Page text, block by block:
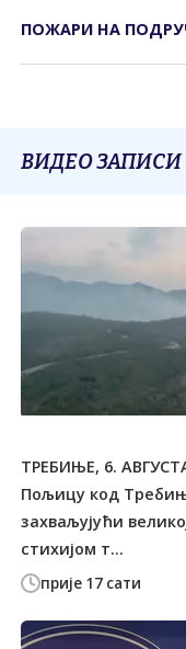
ПОЖАРИ НА
ВИДЕО ЗАПИСИ
прије 17 сати
ТРЕБИЊЕ, 6.
Пољицу код
захваљујући
стихијом т...